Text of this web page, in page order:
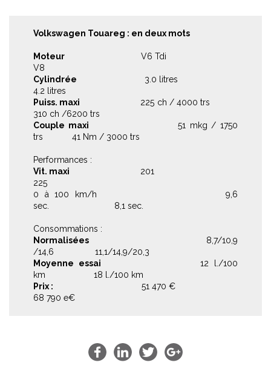
Volkswagen Touareg : en deux mots
Moteur V6 Tdi
V8
Cylindrée 3.0 litres
4.2 litres
Puiss. maxi 225 ch / 4000 trs
310 ch /6200 trs
Couple maxi 51 mkg / 1750
trs 41 Nm / 3000 trs
Performances :
Vit. maxi 201
225
0 à 100 km/h 9,6
sec. 8,1 sec.
Consommations :
Normalisées 8,7/10,9
/14,6 11,1/14,9/20,3
Moyenne essai 12 l./100
km 18 l./100 km
Prix : 51 470 €
68 790 e€